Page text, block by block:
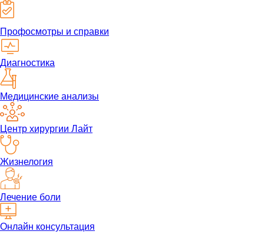
Профосмотры и справки
Диагностика
Медицинские анализы
Центр хирургии Лайт
Жизнелогия
Лечение боли
Онлайн консультация